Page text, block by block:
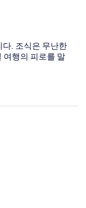
. 조식은 무난한
여행의 피로를 말